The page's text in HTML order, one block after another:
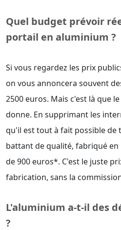
Quel budget prévoir
portail en aluminium ?
Si vous regardez les prix
on vous annoncera souvent
2500 euros. Mais c'est là que
donne. En supprimant les
qu'il est tout à fait possible de
battant de qualité, fabriqué
de 900 euros*. C'est le juste
fabrication, sans la
L'aluminium a-t-il des
?